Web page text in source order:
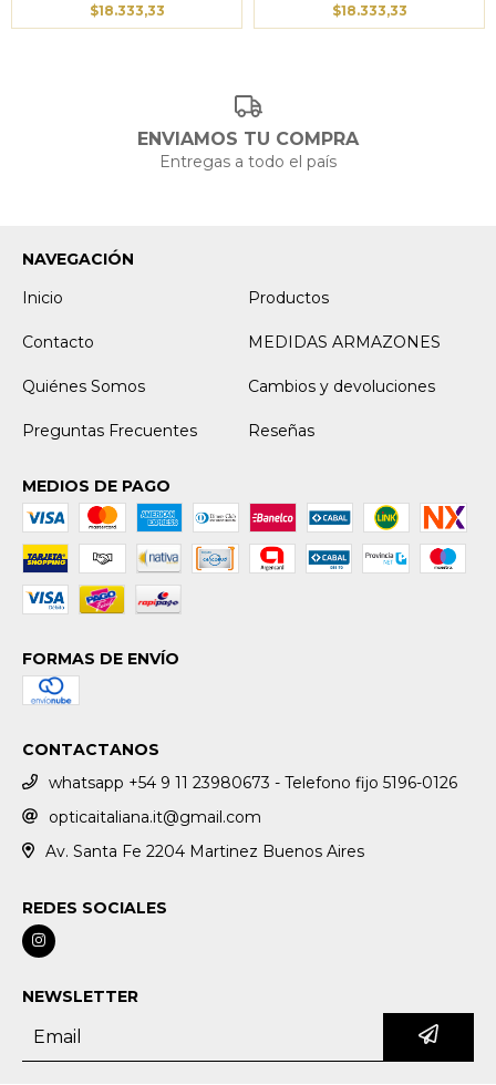
$18.333,33
$18.333,33
ENVIAMOS TU COMPRA
Entregas a todo el país
NAVEGACIÓN
Inicio
Productos
Contacto MEDIDAS ARMAZONES
Quiénes Somos Cambios y devoluciones
Preguntas Frecuentes Reseñas
MEDIOS DE PAGO
FORMAS DE ENVÍO
CONTACTANOS
whatsapp +54 9 11 23980673 - Telefono fijo 5196-0126
opticaitaliana.it@gmail.com
Av. Santa Fe 2204 Martinez Buenos Aires
REDES SOCIALES
NEWSLETTER